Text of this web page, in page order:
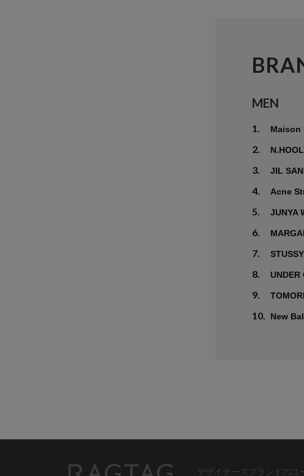
MEN
1. Maison
2.
3. JIL
4. Acne
5. JUNYA
6.
7. STUSSY
8. UNDER
9.
10. New
デザイナーズブランドのユ